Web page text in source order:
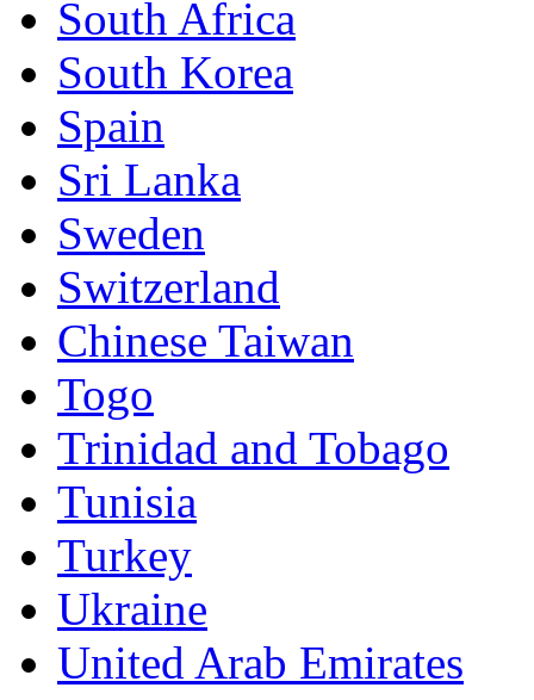
South Africa
South Korea
Spain
Sri Lanka
Sweden
Switzerland
Chinese Taiwan
Togo
Trinidad and Tobago
Tunisia
Turkey
Ukraine
United Arab Emirates